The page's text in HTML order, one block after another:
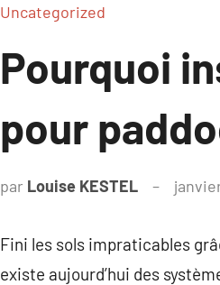
Uncategorized
Pourquoi
pour
par Louise KESTEL
Fini les sols impraticables
existe aujourd’hui des